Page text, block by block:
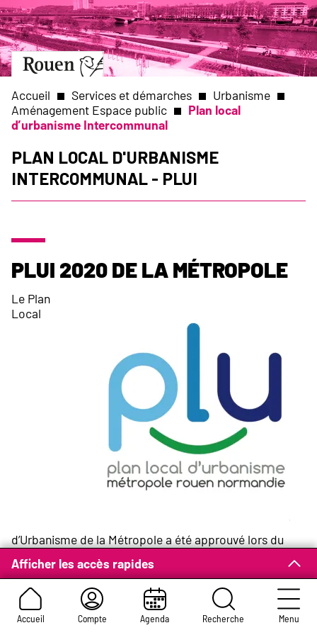
Aller
au
contenu
principal
Aller
à
page
d’accueil
Slide
1
of
1
Accueil Compte Agenda Recherche Menu
d'Ariane
Accueil Services et démarches
Urbanisme
Aménagement Espace public
Plan local
d’urbanisme Intercommunal
Plan Local d'Urbanisme
Intercommunal - PLUI
Afficher les accès rapides
PLUi 2020 de la Métropole
Le Plan
Local
d’Urbanisme de la Métropole a été approuvé lors du
conseil métropolitain du 13 février 2020.
Il sera opposable une fois l’ensemble des formalités
d’affichages et de publicité réalisées (courant mars
2020).
Il doit d’ores et déjà être pris en compte pour les